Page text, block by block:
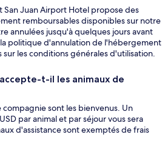
Juan Airport Hotel propose des
remboursables disponibles sur notre
annulées jusqu'à quelques jours avant
politique d'annulation de l'hébergement
sur les conditions générales d'utilisation.
t-il les animaux de
compagnie sont les bienvenus. Un
par animal et par séjour vous sera
d'assistance sont exemptés de frais